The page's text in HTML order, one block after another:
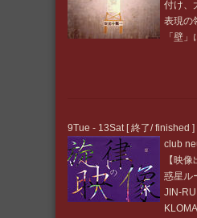
付け、
表現の
「壁
9Tue - 13Sat [ 終了/ finished ]
club
【映像
惑星ル
JIN-